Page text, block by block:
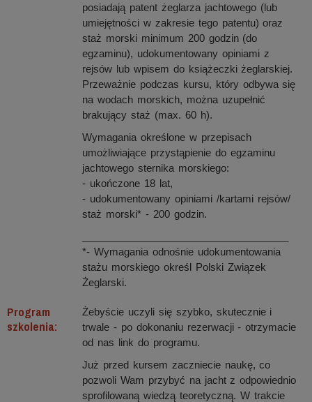
posiadają patent żeglarza jachtowego (lub
umiejętności w zakresie tego patentu) oraz
staż morski minimum 200 godzin (do
egzaminu), udokumentowany opiniami z
rejsów lub wpisem do książeczki żeglarskiej.
Przeważnie podczas kursu, który odbywa się
na wodach morskich, można uzupełnić
brakujący staż (max. 60 h).
Wymagania określone w przepisach
umożliwiające przystąpienie do egzaminu
jachtowego sternika morskiego:
- ukończone 18 lat,
- udokumentowany opiniami /kartami rejsów/
staż morski* - 200 godzin.
*- Wymagania odnośnie udokumentowania
stażu morskiego określ Polski Związek
Żeglarski.
Program
szkolenia:
Żebyście uczyli się szybko, skutecznie i
trwale - po dokonaniu rezerwacji - otrzymacie
od nas link do programu.
Już przed kursem zaczniecie naukę, co
pozwoli Wam przybyć na jacht z odpowiednio
sprofilowaną wiedzą teoretyczną. W trakcie